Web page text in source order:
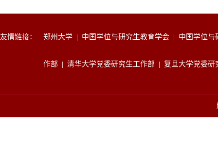
友情链接： 郑州大学 | 中国学位与研究生教育学会 | 中国学位
作部 |清华大学党委研究生工作部 | 复旦大学党委